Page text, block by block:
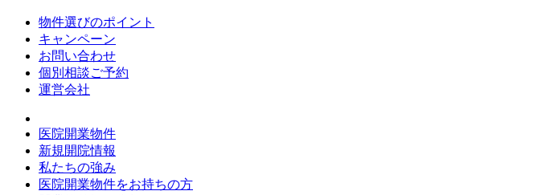
物件選びのポイント
キャンペーン
お問い合わせ
個別相談ご予約
運営会社
医院開業物件
新規開院情報
私たちの強み
医院開業物件をお持ちの方